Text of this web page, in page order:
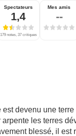
Spectateurs
1,4
179 notes, 37 critiques
Mes amis
--
devenu une
les terres
blessé, il